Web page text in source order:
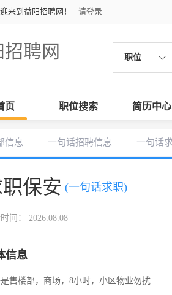
来到益阳招聘网！ 请登录
招聘网 职位
页 职位搜索 简历中心
信息 一句话招聘信息 一句话
保安 (一句话求职)
间： 2026.08.08
信息
售楼部，商场，8小时，小区物业勿扰